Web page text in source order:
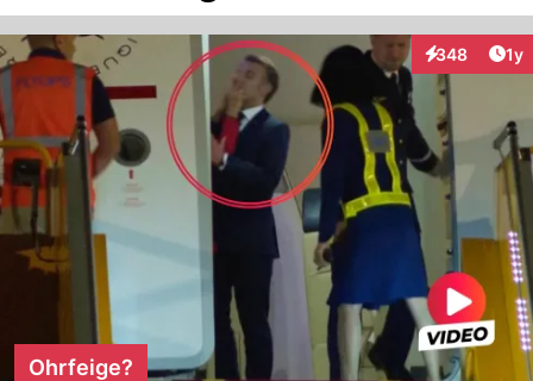
348
Interaktionen
1y
Ohrfeige?